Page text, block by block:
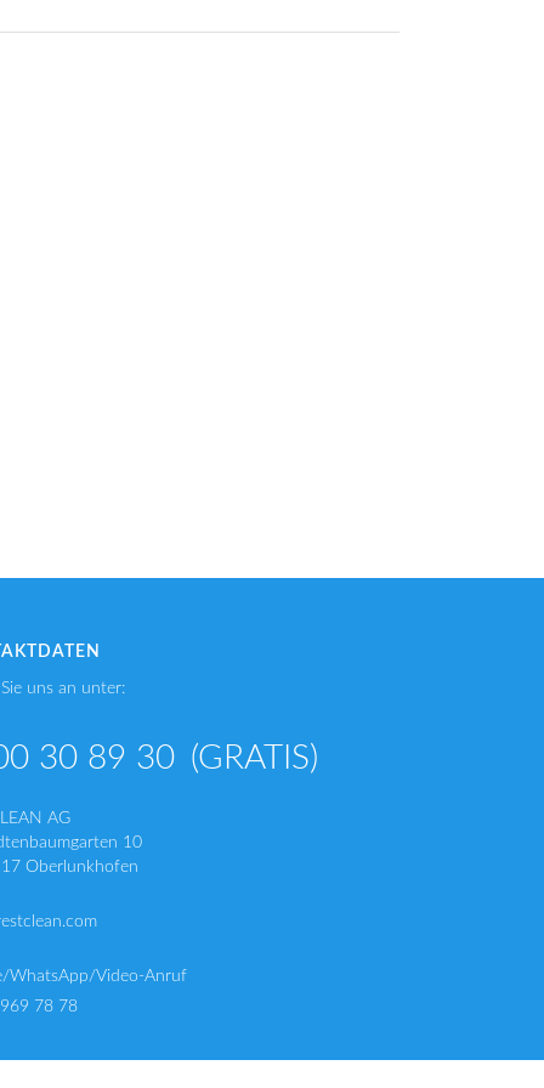
uns an unter:
30 89 30 (GRATIS)
AG
10
Oberlunkhofen
WhatsApp/Video-Anruf
78 78